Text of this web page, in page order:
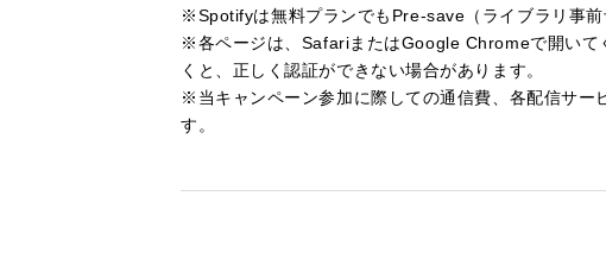
※Spotifyは無料プランでもPre-save（ライブラリ事前
※各ページは、SafariまたはGoogle Chromeで開いて
くと、正しく認証ができない場合があります。
※当キャンペーン参加に際しての通信費、各配信サー
す。